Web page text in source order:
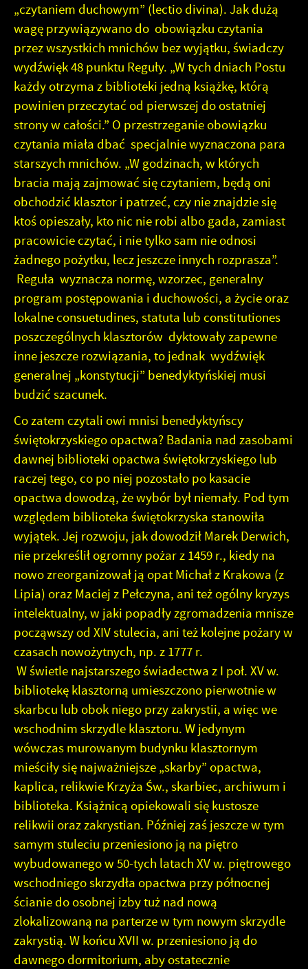
„czytaniem duchowym” (lectio divina). Jak dużą
wagę przywiązywano do obowiązku czytania
przez wszystkich mnichów bez wyjątku, świadczy
wydźwięk 48 punktu Reguły. „W tych dniach Postu
każdy otrzyma z biblioteki jedną książkę, którą
powinien przeczytać od pierwszej do ostatniej
strony w całości.” O przestrzeganie obowiązku
czytania miała dbać specjalnie wyznaczona para
starszych mnichów. „W godzinach, w których
bracia mają zajmować się czytaniem, będą oni
obchodzić klasztor i patrzeć, czy nie znajdzie się
ktoś opieszały, kto nic nie robi albo gada, zamiast
pracowicie czytać, i nie tylko sam nie odnosi
żadnego pożytku, lecz jeszcze innych rozprasza”.
Reguła wyznacza normę, wzorzec, generalny
program postępowania i duchowości, a życie oraz
lokalne consuetudines, statuta lub constitutiones
poszczególnych klasztorów dyktowały zapewne
inne jeszcze rozwiązania, to jednak wydźwięk
generalnej „konstytucji” benedyktyńskiej musi
budzić szacunek.
Co zatem czytali owi mnisi benedyktyńscy
świętokrzyskiego opactwa? Badania nad zasobami
dawnej biblioteki opactwa świętokrzyskiego lub
raczej tego, co po niej pozostało po kasacie
opactwa dowodzą, że wybór był niemały. Pod tym
względem biblioteka świętokrzyska stanowiła
wyjątek. Jej rozwoju, jak dowodził Marek Derwich,
nie przekreślił ogromny pożar z 1459 r., kiedy na
nowo zreorganizował ją opat Michał z Krakowa (z
Lipia) oraz Maciej z Pełczyna, ani też ogólny kryzys
intelektualny, w jaki popadły zgromadzenia mnisze
począwszy od XIV stulecia, ani też kolejne pożary w
czasach nowożytnych, np. z 1777 r.
W świetle najstarszego świadectwa z I poł. XV w.
bibliotekę klasztorną umieszczono pierwotnie w
skarbcu lub obok niego przy zakrystii, a więc we
wschodnim skrzydle klasztoru. W jedynym
wówczas murowanym budynku klasztornym
mieściły się najważniejsze „skarby” opactwa,
kaplica, relikwie Krzyża Św., skarbiec, archiwum i
biblioteka. Książnicą opiekowali się kustosze
relikwii oraz zakrystian. Później zaś jeszcze w tym
samym stuleciu przeniesiono ją na piętro
wybudowanego w 50-tych latach XV w. piętrowego
wschodniego skrzydła opactwa przy północnej
ścianie do osobnej izby tuż nad nową
zlokalizowaną na parterze w tym nowym skrzydle
zakrystią. W końcu XVII w. przeniesiono ją do
dawnego dormitorium, aby ostatecznie